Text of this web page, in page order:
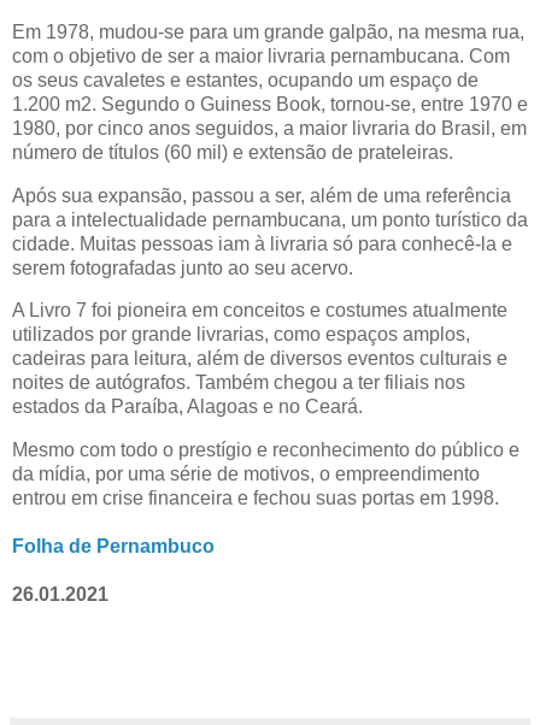
Em 1978, mudou-se para um grande galpão, na mesma rua,
com o objetivo de ser a maior livraria pernambucana. Com
os seus cavaletes e estantes, ocupando um espaço de
1.200 m2. Segundo o Guiness Book, tornou-se, entre 1970 e
1980, por cinco anos seguidos, a maior livraria do Brasil, em
número de títulos (60 mil) e extensão de prateleiras.
Após sua expansão, passou a ser, além de uma referência
para a intelectualidade pernambucana, um ponto turístico da
cidade. Muitas pessoas iam à livraria só para conhecê-la e
serem fotografadas junto ao seu acervo.
A Livro 7 foi pioneira em conceitos e costumes atualmente
utilizados por grande livrarias, como espaços amplos,
cadeiras para leitura, além de diversos eventos culturais e
noites de autógrafos. Também chegou a ter filiais nos
estados da Paraíba, Alagoas e no Ceará.
Mesmo com todo o prestígio e reconhecimento do público e
da mídia, por uma série de motivos, o empreendimento
entrou em crise financeira e fechou suas portas em 1998.
Folha de Pernambuco
26.01.2021